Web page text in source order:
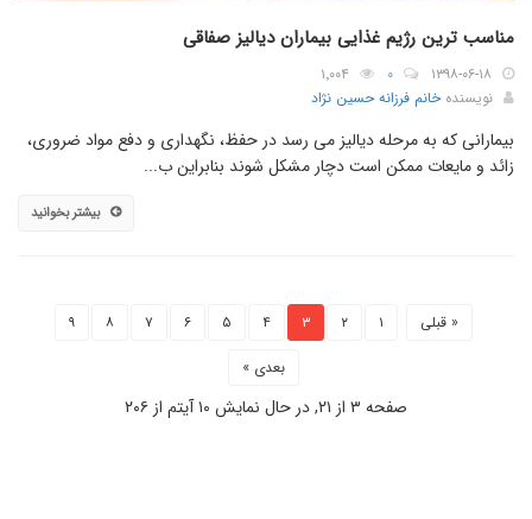
مناسب ترین رژیم غذایی بیماران دیالیز صفاقی
۱۳۹۸-۰۶-۱۸ ۰
۱٬۰۰۴
نویسندهخانم فرزانه حسین نژاد
بیمارانی که به مرحله دیالیز می رسد در حفظ، نگهداری و دفع مواد ضروری،
زائد و مایعات ممکن است دچار مشکل شوند بنابراین ب...
بیشتر بخوانید
« قبلی ۱ ۲ ۳ ۴ ۵ ۶ ۷ ۸
۹
بعدی »
صفحه ۳ از ۲۱, در حال نمایش ۱۰ آیتم از ۲۰۶